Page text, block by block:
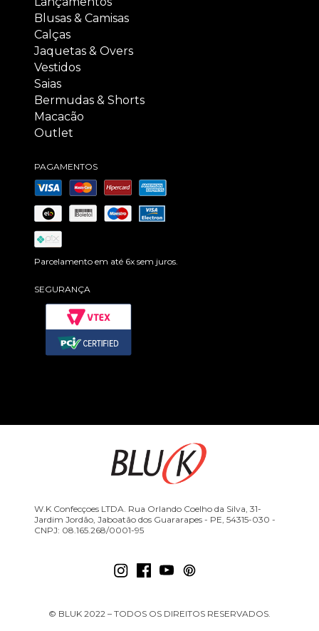
Blusas & Camisas
Calças
Jaquetas & Overs
Vestidos
Saias
Bermudas & Shorts
Macacão
Outlet
PAGAMENTOS
Parcelamento em até 6x sem juros.
SEGURANÇA
W.K Confecçoes LTDA. Rua Orlando Coelho da Silva, 31-
Jardim Jordão, Jaboatão dos Guararapes - PE, 54315-030 -
CNPJ: 08.165.268/0001-95
© BLUK 2022 – TODOS OS DIREITOS RESERVADOS.